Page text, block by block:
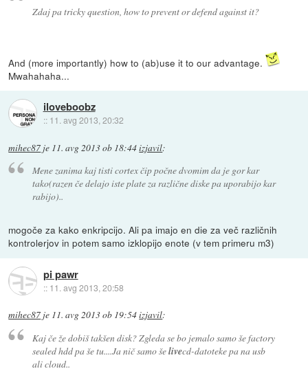
Zdaj pa tricky question, how to prevent or defend against it?
And (more importantly) how to (ab)use it to our advantage.
Mwahahaha...
iloveboobz
:: 11. avg 2013, 20:32
mihec87 je 11. avg 2013 ob 18:44izjavil:
Mene zanima kaj tisti cortex čip počne dvomim da je gor kar
tako(razen če delajo iste plate za različne diske pa uporabijo kar
rabijo)..
mogoče za kako enkripcijo. Ali pa imajo en die za več različnih
kontrolerjov in potem samo izklopijo enote (v tem primeru m3)
pi pawr
:: 11. avg 2013, 20:58
mihec87 je 11. avg 2013 ob 19:54izjavil:
Kaj če že dobiš takšen disk? Zgleda se bo jemalo samo še factory
sealed hdd pa še tu....Ja nič samo šelivecd-datoteke pa na usb
ali cloud..